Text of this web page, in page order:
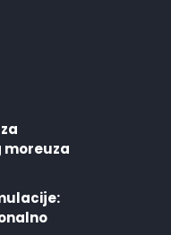
moreuza